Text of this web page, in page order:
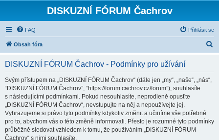
DISKUZNÍ FÓRUM Čachrov
FAQ Přihlásit se
Obsah fóra
DISKUZNÍ FÓRUM Čachrov - Podmínky pro užívání
Svým přístupem na „DISKUZNÍ FÓRUM Čachrov“ (dále jen „my“, „naše“, „nás“,
“DISKUZNÍ FÓRUM Čachrov”, “https://forum.cachrov.cz/forum”), souhlasíte
s následujícími podmínkami. Pokud nesouhlasíte, neprodleně opusťte
„DISKUZNÍ FÓRUM Čachrov“, nevstupujte na něj a nepoužívejte jej.
Vyhrazujeme si právo tyto podmínky kdykoliv změnit a učiníme vše potřebné
pro to, abychom vás o této změně informovali. Přesto je rozumné tyto podmínky
průběžně sledovat vzhledem k tomu, že používáním „DISKUZNÍ FÓRUM
Čachrov“ s nimi souhlasíte.